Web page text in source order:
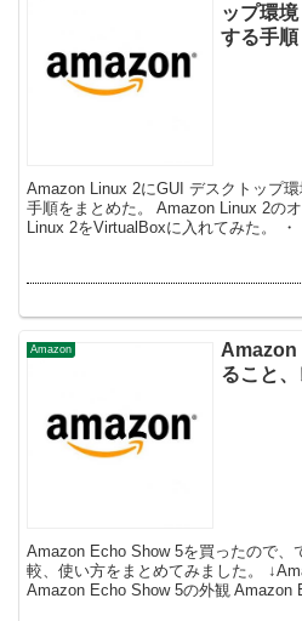
ップ環
する手順
Amazon Linux 2にGUI デスクトップ
手順をまとめた。 Amazon Linux 2の
Amazon
Amazon
ること
Amazon Echo Show 5を買ったので、
較、使い方をまとめてみました。 ↓Amazon Echo Show 5はコチラ
Amazon Echo Show 5の外観 Amazon